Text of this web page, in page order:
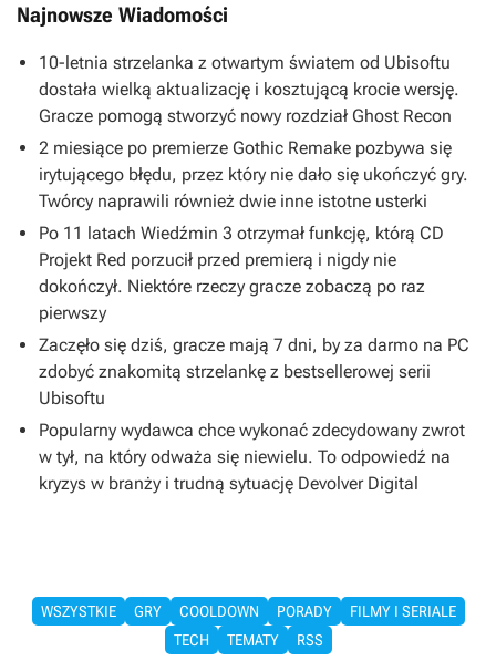
Najnowsze Wiadomości
10-letnia strzelanka z otwartym światem od Ubisoftu
dostała wielką aktualizację i kosztującą krocie wersję.
Gracze pomogą stworzyć nowy rozdział Ghost Recon
2 miesiące po premierze Gothic Remake pozbywa się
irytującego błędu, przez który nie dało się ukończyć gry.
Twórcy naprawili również dwie inne istotne usterki
Po 11 latach Wiedźmin 3 otrzymał funkcję, którą CD
Projekt Red porzucił przed premierą i nigdy nie
dokończył. Niektóre rzeczy gracze zobaczą po raz
pierwszy
Zaczęło się dziś, gracze mają 7 dni, by za darmo na PC
zdobyć znakomitą strzelankę z bestsellerowej serii
Ubisoftu
Popularny wydawca chce wykonać zdecydowany zwrot
w tył, na który odważa się niewielu. To odpowiedź na
kryzys w branży i trudną sytuację Devolver Digital
WSZYSTKIE GRY COOLDOWN PORADY
FILMY I SERIALE
TECH
TEMATY RSS